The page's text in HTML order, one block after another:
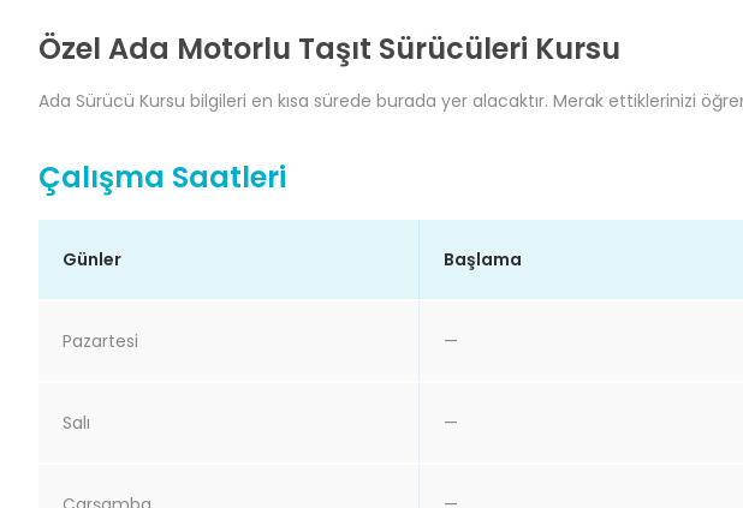
Özel Ada Motorlu Taşıt Sürücüleri Kursu
Ada Sürücü Kursu bilgileri en kısa sürede burada yer alacaktır. Merak ettiklerinizi
Çalışma Saatleri
Günler Başlama
Pazartesi —
Salı —